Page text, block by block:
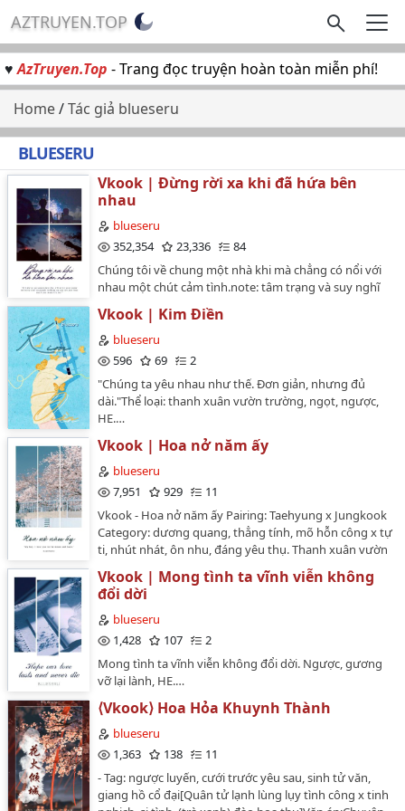
AZTRUYEN.TOP
♥AzTruyen.Top - Trang đọc truyện hoàn toàn miễn phí!
Home/Tác giả blueseru
BLUESERU
Vkook | Đừng rời xa khi đã hứa bên
nhau
blueseru
352,354
23,336
84
Chúng tôi về chung một nhà khi mà chẳng có nổi với
nhau một chút cảm tình.note: tâm trạng và suy nghĩ
truyện sẽ có cảm giác dằn vặt bức bối, đối với những
bạn không kiên nhẫn thì nên cân nhắc.…
Vkook | Kim Điền
blueseru
596
69
2
"Chúng ta yêu nhau như thế. Đơn giản, nhưng đủ
dài."Thể loại: thanh xuân vườn trường, ngọt, ngược,
HE.…
Vkook | Hoa nở năm ấy
blueseru
7,951
929
11
Vkook - Hoa nở năm ấy Pairing: Taehyung x Jungkook
Category: dương quang, thẳng tính, mõ hỗn công x tự
ti, nhút nhát, ôn nhu, đáng yêu thụ. Thanh xuân vườn
trường, ngược, ngọt, gương vỡ lại lành, HE. Story by:
Lam"Này, tôi còn chưa xin lỗi mà! Cái tướng to vậy mà
sao chạy nhanh thế?"..."Tớ thế này... Cậu không chê
hả?""Sao lại chê hả? Ai lại nỡ làm tổn thương đồ đáng
yêu như thế chứ!"..."To my big love, you make me
thích rất thích cậu!....Cậu có biết không?"."I love you to
the moon and back. Do you know that is a
lifetime?"..."Nếu có một ngày em biến mất ở phương
xa Xin hãy đừng bi thương dù cho anh không thể nào
quên..." [trích lời bài hát Hoa nở năm ấy - Ngụy
Thuần]*****…
Vkook | Mong tình ta vĩnh viễn không
đổi dời
blueseru
1,428
107
2
Mong tình ta vĩnh viễn không đổi dời. Ngược, gương
vỡ lại lành, HE.…
⟨Vkook⟩ Hoa Hỏa Khuynh Thành
blueseru
1,363
138
11
- Tag: ngược luyến, cưới trước yêu sau, sinh tử văn,
giang hồ cổ đại[Quân tử lạnh lùng lụy tình công x tinh